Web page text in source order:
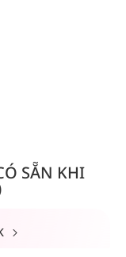
SẴN KHI